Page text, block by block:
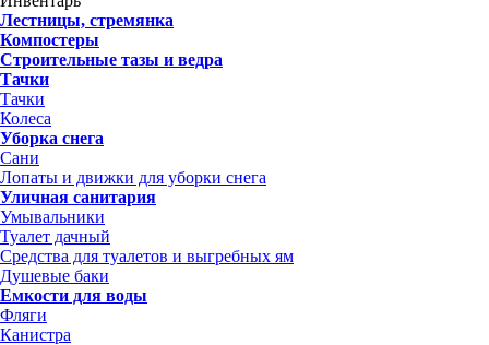
Лестницы, стремянка
Компостеры
Строительные тазы и ведра
Тачки
Тачки
Колеса
Уборка снега
Сани
Лопаты и движки для уборки снега
Уличная санитария
Умывальники
Туалет дачный
Средства для туалетов и выгребных ям
Душевые баки
Емкости для воды
Фляги
Канистра